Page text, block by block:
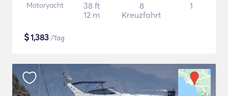
Motoryacht
38 ft
12 m
8
Kreuzfahrt
1
$1,383 /Tag